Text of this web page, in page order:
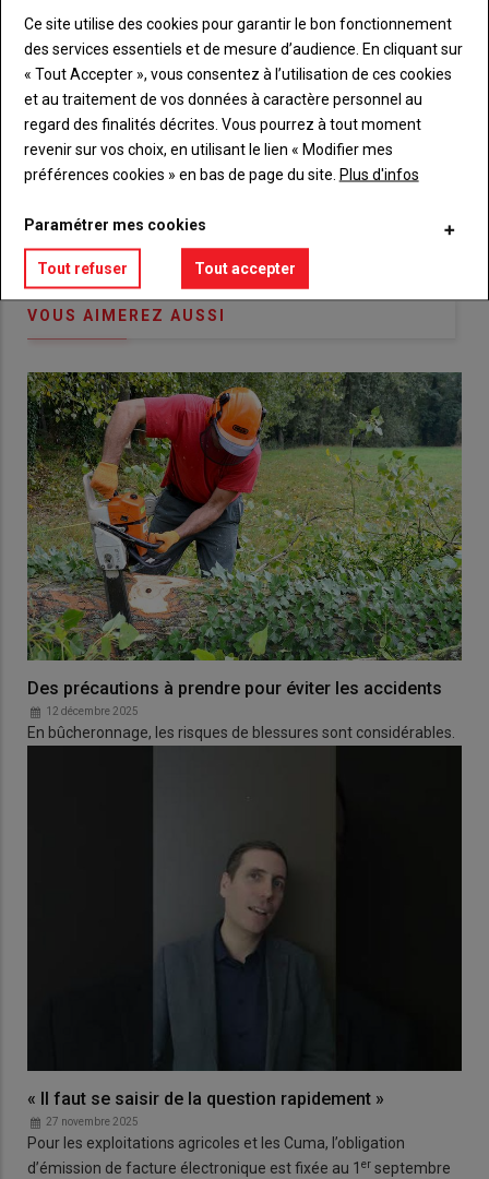
passe"
connecte"
Sous-
Vous n'êtes pas abonné(e)
TITRE CRÉEZ UN COMPTE
BodyChoisissez votre formule et créez votre
compte pour accéder à tout {nom-site}.
Lien Créez un compte
VOUS AIMEREZ AUSSI
Des précautions à prendre pour éviter les accidents
12 décembre 2025
En bûcheronnage, les risques de blessures sont considérables.
« Il faut se saisir de la question rapidement »
27 novembre 2025
Pour les exploitations agricoles et les Cuma, l’obligation
d’émission de facture électronique est fixée au 1 er septembre
Ce site utilise des cookies pour garantir le bon fonctionnement
des services essentiels et de mesure d’audience. En cliquant sur
« Tout Accepter », vous consentez à l’utilisation de ces cookies
et au traitement de vos données à caractère personnel au
regard des finalités décrites. Vous pourrez à tout moment
revenir sur vos choix, en utilisant le lien « Modifier mes
préférences cookies » en bas de page du site. Plus d'infos
Paramétrer mes cookies
Tout refuser Tout accepter